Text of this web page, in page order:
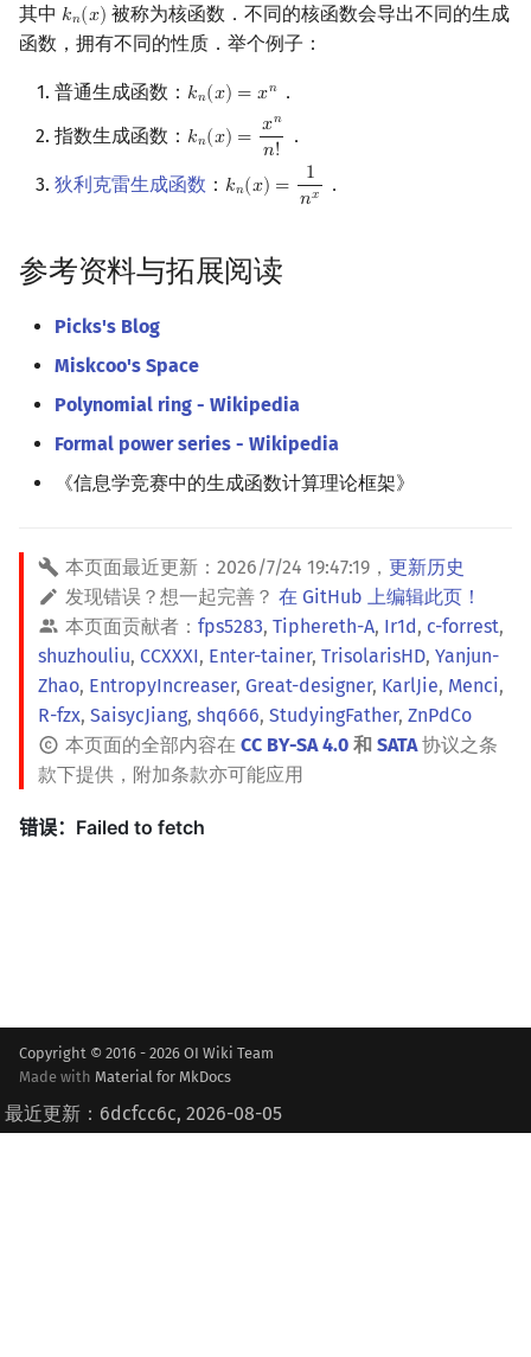
其中 𝑘𝑛(𝑥)
kn(x) 被称为核函数．不同的核函数会导出不同的生成
函数，拥有不同的性质．举个例子：
普通生成函数： 𝑘𝑛(𝑥) = 𝑥𝑛
kn(x)= xn
．
指数生成函数： 𝑘𝑛(𝑥) = 𝑥𝑛
𝑛!
kn(x)= xn n! ．
狄利克雷生成函数 ： 𝑘𝑛(𝑥) = 1
𝑛𝑥
kn(x)= 1n x ．
参考资料与拓展阅读
Picks's Blog
Miskcoo's Space
Polynomial ring - Wikipedia
Formal power series - Wikipedia
《信息学竞赛中的生成函数计算理论框架》
本页面最近更新： 2026/7/24 19:47:19 ， 更新历史
发现错误？想一起完善？ 在 GitHub 上编辑此页！
本页面贡献者： fps5283, Tiphereth-A, Ir1d , c-forrest,
shuzhouliu, CCXXXI, Enter-tainer, TrisolarisHD, Yanjun-
Zhao, EntropyIncreaser, Great-designer, KarlJie, Menci,
R-fzx, SaisycJiang, shq666, StudyingFather, ZnPdCo
本页面的全部内容在 CC BY-SA 4.0 和 SATA协议之条
款下提供，附加条款亦可能应用
Copyright © 2016 - 2026 OI Wiki Team
Made with Material for MkDocs
最近更新：6dcfcc6c, 2026-08-05